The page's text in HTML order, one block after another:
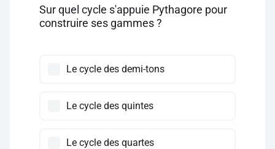
Sur quel cycle s'appuie Pythagore pour
construire ses gammes ?
Le cycle des demi-tons
Le cycle des quintes
Le cycle des quartes